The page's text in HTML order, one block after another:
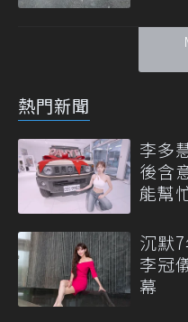
熱門新聞
李多
後含
能幫
沉默
李冠
幕